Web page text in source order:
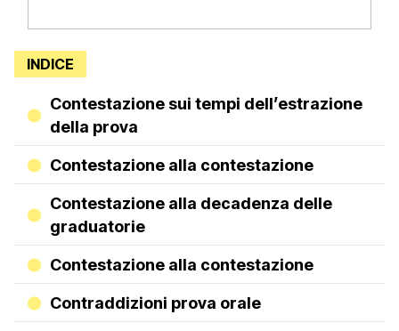
INDICE
Contestazione sui tempi dell’estrazione
della prova
Contestazione alla contestazione
Contestazione alla decadenza delle
graduatorie
Contestazione alla contestazione
Contraddizioni prova orale